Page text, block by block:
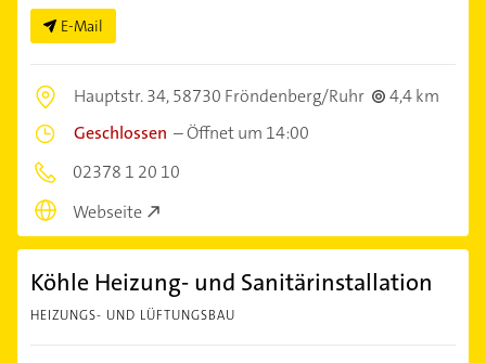
E-Mail
Hauptstr. 34,58730 Fröndenberg/Ruhr
4,4 km
Geschlossen –Öffnet um 14:00
02378 1 20 10
Webseite
Köhle Heizung- und Sanitärinstallation
HEIZUNGS- UND LÜFTUNGSBAU